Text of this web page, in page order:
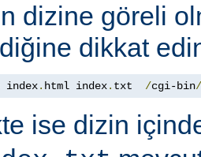
dizine göreli
dikkat
index. html index. txt /cgi-bin/
ise dizin